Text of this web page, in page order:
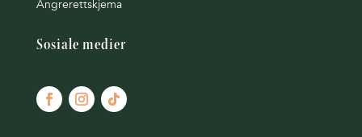
Angrerettskjema
Sosiale medier